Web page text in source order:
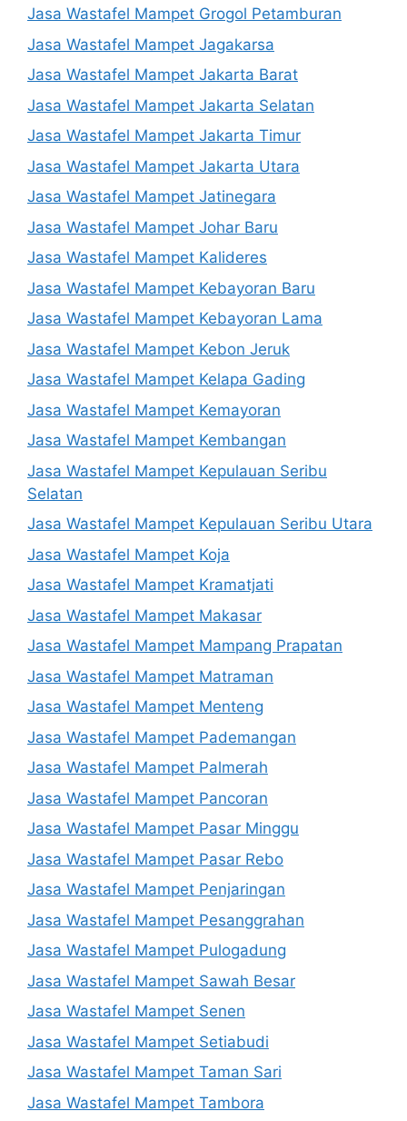
Jasa Wastafel Mampet Grogol Petamburan
Jasa Wastafel Mampet Jagakarsa
Jasa Wastafel Mampet Jakarta Barat
Jasa Wastafel Mampet Jakarta Selatan
Jasa Wastafel Mampet Jakarta Timur
Jasa Wastafel Mampet Jakarta Utara
Jasa Wastafel Mampet Jatinegara
Jasa Wastafel Mampet Johar Baru
Jasa Wastafel Mampet Kalideres
Jasa Wastafel Mampet Kebayoran Baru
Jasa Wastafel Mampet Kebayoran Lama
Jasa Wastafel Mampet Kebon Jeruk
Jasa Wastafel Mampet Kelapa Gading
Jasa Wastafel Mampet Kemayoran
Jasa Wastafel Mampet Kembangan
Jasa Wastafel Mampet Kepulauan Seribu
Selatan
Jasa Wastafel Mampet Kepulauan Seribu Utara
Jasa Wastafel Mampet Koja
Jasa Wastafel Mampet Kramatjati
Jasa Wastafel Mampet Makasar
Jasa Wastafel Mampet Mampang Prapatan
Jasa Wastafel Mampet Matraman
Jasa Wastafel Mampet Menteng
Jasa Wastafel Mampet Pademangan
Jasa Wastafel Mampet Palmerah
Jasa Wastafel Mampet Pancoran
Jasa Wastafel Mampet Pasar Minggu
Jasa Wastafel Mampet Pasar Rebo
Jasa Wastafel Mampet Penjaringan
Jasa Wastafel Mampet Pesanggrahan
Jasa Wastafel Mampet Pulogadung
Jasa Wastafel Mampet Sawah Besar
Jasa Wastafel Mampet Senen
Jasa Wastafel Mampet Setiabudi
Jasa Wastafel Mampet Taman Sari
Jasa Wastafel Mampet Tambora